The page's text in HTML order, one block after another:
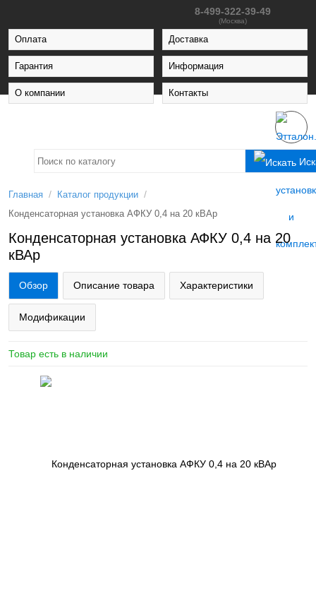
8-499-322-39-49
(Москва)
Оплата Доставка
Гарантия Информация
О компании Контакты
Главная / Каталог продукции /
Конденсаторная установка АФКУ 0,4 на 20 кВАр
Конденсаторная установка АФКУ 0,4 на 20
кВАр
Обзор Описание товара Характеристики
Модификации
Товар есть в наличии